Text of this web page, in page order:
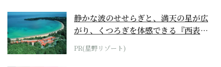
静かな波のせせらぎと、満天の星が広
がり、くつろぎを体感できる『西表島
ホテル by...
PR(星野リゾート)